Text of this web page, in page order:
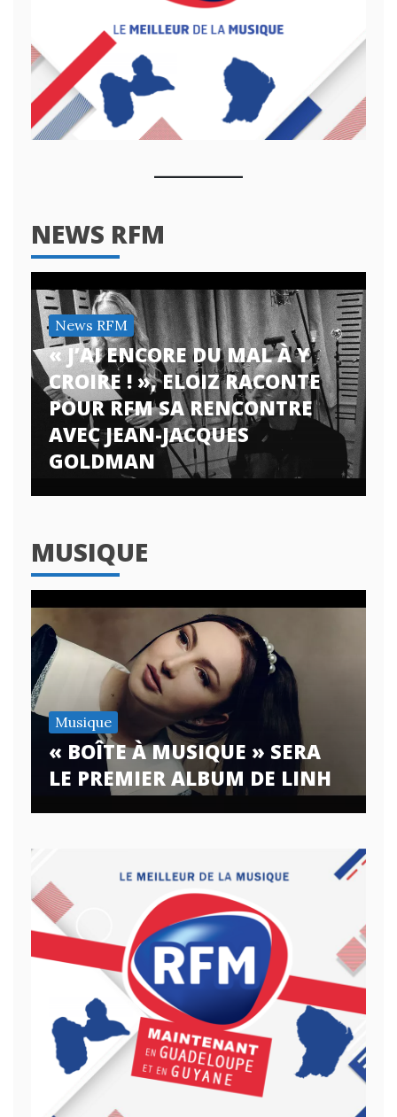
NEWS RFM
News RFM
« J’AI ENCORE DU MAL À Y
CROIRE ! », ELOIZ RACONTE
POUR RFM SA RENCONTRE
AVEC JEAN-JACQUES
GOLDMAN
MUSIQUE
Musique
« BOÎTE À MUSIQUE » SERA
LE PREMIER ALBUM DE LINH